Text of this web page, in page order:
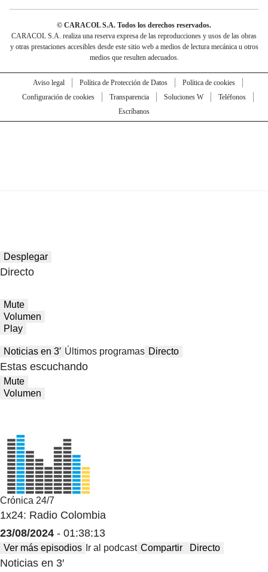
© CARACOL S.A. Todos los derechos reservados.
CARACOL S.A. realiza una reserva expresa de las reproducciones y usos de las obras
y otras prestaciones accesibles desde este sitio web a medios de lectura mecánica u otros
medios que resulten adecuados.
Aviso legal Política de Protección de Datos
Política de cookies
Configuración de cookies
Transparencia Soluciones W
Teléfonos
Escríbanos
Desplegar
Directo
Mute
Volumen
Play
Noticias en 3′ Últimos programas Directo
Estas escuchando
Mute
Volumen
Crónica 24/7
1x24: Radio Colombia
23/08/2024 - 01:38:13
Ver más episodios Ir al podcast Compartir Directo
Noticias en 3′